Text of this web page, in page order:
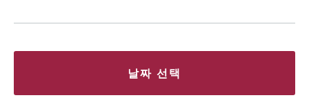
날짜 선택